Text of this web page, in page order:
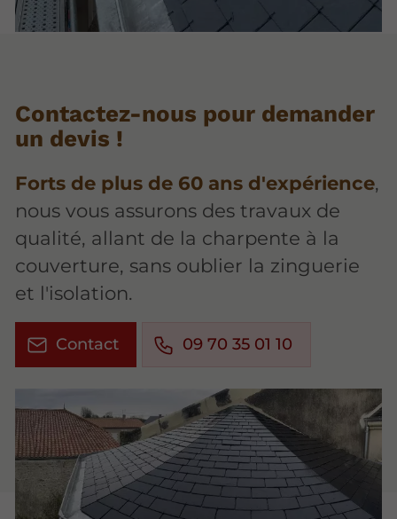
Contactez-nous pour demander
un devis !
Forts de plus de 60 ans d'expérience,
nous vous assurons des travaux de
qualité, allant de la charpente à la
couverture, sans oublier la zinguerie
et l'isolation.
Contact 09 70 35 01 10